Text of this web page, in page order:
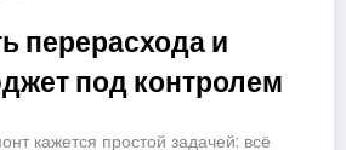
перерасхода и
под контролем
кажется простой задачей: всё